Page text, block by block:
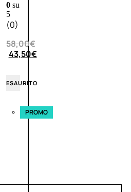
0su
5
(0)
58,00€
43,50€
ESAURITO
PROMO